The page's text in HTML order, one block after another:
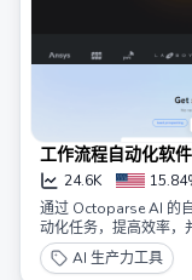
工作流程自动化软
24.6K
通过 Octoparse AI 的
动化任务，提高效率，
AI 生产力工具